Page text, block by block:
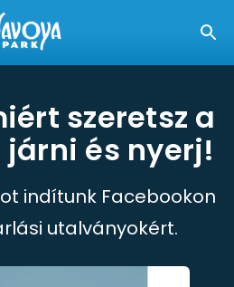
szeretsz a
és nyerj!
indítunk Facebookon
utalványokért.